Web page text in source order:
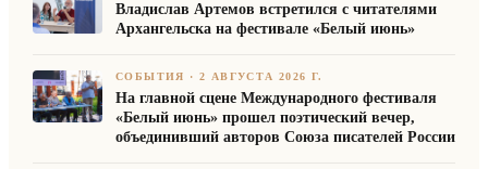
Владислав Артемов встретился с читателями
Архангельска на фестивале «Белый июнь»
СОБЫТИЯ ·2 АВГУСТА 2026 Г.
На главной сцене Международного фестиваля
«Белый июнь» прошел поэтический вечер,
объединивший авторов Союза писателей России